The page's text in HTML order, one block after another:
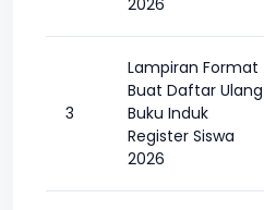
2026
3
Lampiran Format
Buat Daftar Ulang
Buku Induk
Register Siswa
2026